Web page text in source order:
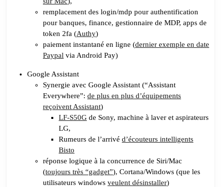
remplacement des login/mdp pour authentification
pour banques, finance, gestionnaire de MDP, apps de
token 2fa (Authy)
paiement instantané en ligne (dernier exemple en date
Paypal via Android Pay)
Google Assistant
Synergie avec Google Assistant (“Assistant
Everywhere”: de plus en plus d’équipements
reçoivent Assistant)
LF-S50G de Sony, machine à laver et aspirateurs
LG,
Rumeurs de l’arrivé d’écouteurs intelligents
Bisto
réponse logique à la concurrence de Siri/Mac
(toujours très “gadget”), Cortana/Windows (que les
utilisateurs windows veulent désinstaller)